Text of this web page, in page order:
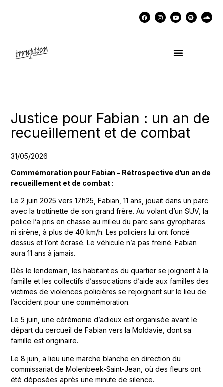
Justice pour Fabian : un an de
recueillement et de combat
31/05/2026
Commémoration pour Fabian – Rétrospective d’un an de
recueillement et de combat :
Le 2 juin 2025 vers 17h25, Fabian, 11 ans, jouait dans un parc
avec la trottinette de son grand frère. Au volant d’un SUV, la
police l’a pris en chasse au milieu du parc sans gyrophares
ni sirène, à plus de 40 km/h. Les policiers lui ont foncé
dessus et l’ont écrasé. Le véhicule n’a pas freiné. Fabian
aura 11 ans à jamais.
Dès le lendemain, les habitant·es du quartier se joignent à la
famille et les collectifs d’associations d’aide aux familles des
victimes de violences policières se rejoignent sur le lieu de
l’accident pour une commémoration.
Le 5 juin, une cérémonie d’adieux est organisée avant le
départ du cercueil de Fabian vers la Moldavie, dont sa
famille est originaire.
Le 8 juin, a lieu une marche blanche en direction du
commissariat de Molenbeek-Saint-Jean, où des fleurs ont
été déposées après une minute de silence.